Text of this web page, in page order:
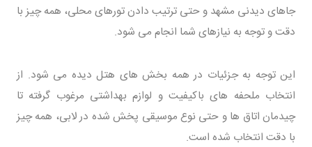
جاهای دیدنی مشهد و حتی ترتیب دادن تورهای محلی، همه چیز با
دقت و توجه به نیازهای شما انجام می شود.
این توجه به جزئیات در همه بخش های هتل دیده می شود. از
انتخاب ملحفه های باکیفیت و لوازم بهداشتی مرغوب گرفته تا
چیدمان اتاق ها و حتی نوع موسیقی پخش شده در لابی، همه چیز
با دقت انتخاب شده است.